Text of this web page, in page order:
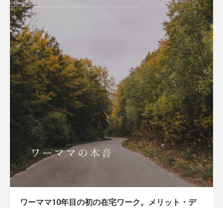
ワーママ10年目の初の在宅ワーク。メリット・デ